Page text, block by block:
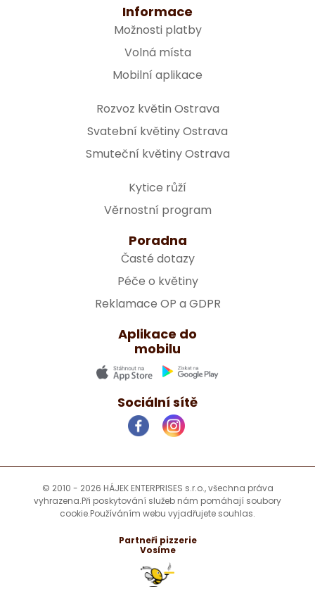
Informace
Možnosti platby
Volná místa
Mobilní aplikace
Rozvoz květin Ostrava
Svatební květiny Ostrava
Smuteční květiny Ostrava
Kytice růží
Věrnostní program
Poradna
Časté dotazy
Péče o květiny
Reklamace OP a GDPR
Aplikace do
mobilu
Sociální sítě
© 2010 - 2026 HÁJEK ENTERPRISES s.r.o., všechna práva
vyhrazena.Při poskytování služeb nám pomáhají soubory
cookie.Používáním webu vyjadřujete souhlas.
Partneři pizzerie
Vosíme